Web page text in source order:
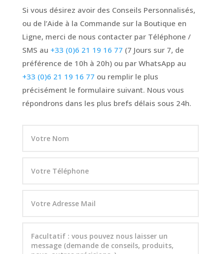
Si vous désirez avoir des Conseils Personnalisés,
ou de l’Aide à la Commande sur la Boutique en
Ligne, merci de nous contacter par Téléphone /
SMS au +33 (0)6 21 19 16 77 (7 Jours sur 7, de
préférence de 10h à 20h) ou par WhatsApp au
+33 (0)6 21 19 16 77 ou remplir le plus
précisément le formulaire suivant. Nous vous
répondrons dans les plus brefs délais sous 24h.